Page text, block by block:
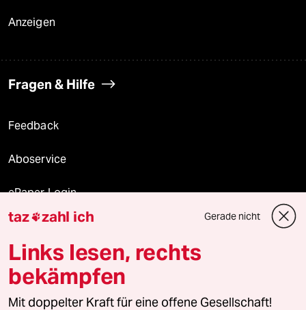
Anzeigen
Fragen & Hilfe
Feedback
Aboservice
ePaper Login
Downloads für Abonnierende
© 2026 taz Verlags und Vertriebs GmbH
Alle Rechte vorbehalten. Bei rechtlichen Fragen oder für Genehmigungen
taz zahl ich Gerade nicht
Links lesen, rechts
bekämpfen
Mit doppelter Kraft für eine offene Gesellschaft!